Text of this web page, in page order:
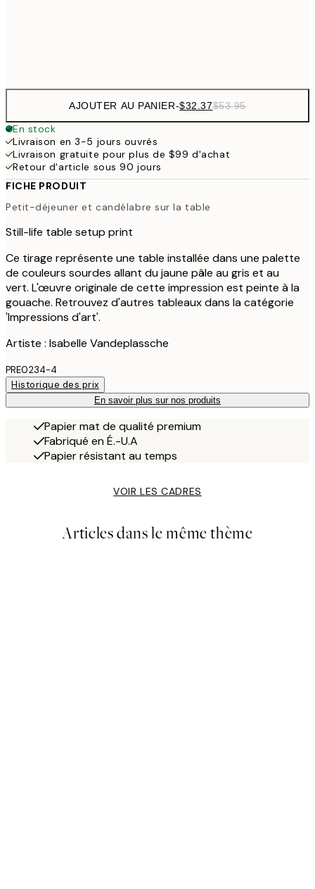
AJOUTER AU PANIER-$32.37$53.95
En stock
Livraison en 3-5 jours ouvrés
Livraison gratuite pour plus de $99 d'achat
Retour d'article sous 90 jours
FICHE PRODUIT
Petit-déjeuner et candélabre sur la table
Still-life table setup print
Ce tirage représente une table installée dans une palette
de couleurs sourdes allant du jaune pâle au gris et au
vert. L'œuvre originale de cette impression est peinte à la
gouache. Retrouvez d'autres tableaux dans la catégorie
'Impressions d'art'.
Artiste : Isabelle Vandeplassche
PRE0234-4
Historique des prix
En savoir plus sur nos produits
Papier mat de qualité premium
Fabriqué en É.-U.A
Papier résistant au temps
VOIR LES CADRES
Articles dans le même thème